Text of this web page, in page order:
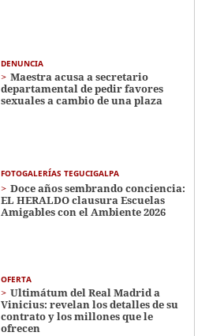
DENUNCIA
Maestra acusa a secretario
departamental de pedir favores
sexuales a cambio de una plaza
FOTOGALERÍAS TEGUCIGALPA
Doce años sembrando conciencia:
EL HERALDO clausura Escuelas
Amigables con el Ambiente 2026
OFERTA
Ultimátum del Real Madrid a
Vinicius: revelan los detalles de su
contrato y los millones que le
ofrecen